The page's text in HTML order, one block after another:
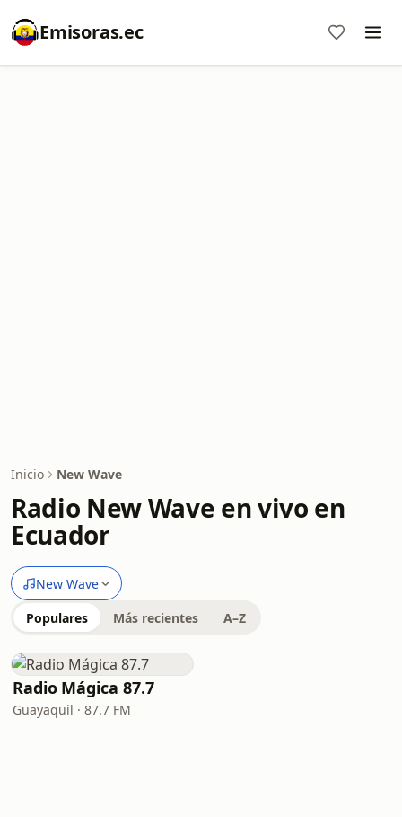
Emisoras.ec
Inicio New Wave
Radio New Wave en vivo en
Ecuador
New Wave
Populares Más recientes A–Z
Radio Mágica 87.7
Guayaquil · 87.7 FM